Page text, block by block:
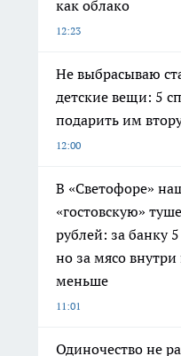
как облако
12:23
Не выбрасываю
детские вещи: 5
подарить им
12:00
В «Светофоре»
«гостовскую»
рублей: за банку
но за мясо внутри
меньше
11:01
Одиночество не